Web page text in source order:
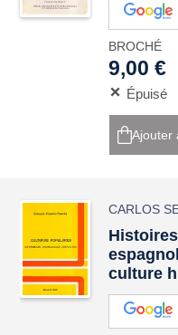
BROCHÉ
9,00 €
Épuisé
Ajouter
CARLOS
culture